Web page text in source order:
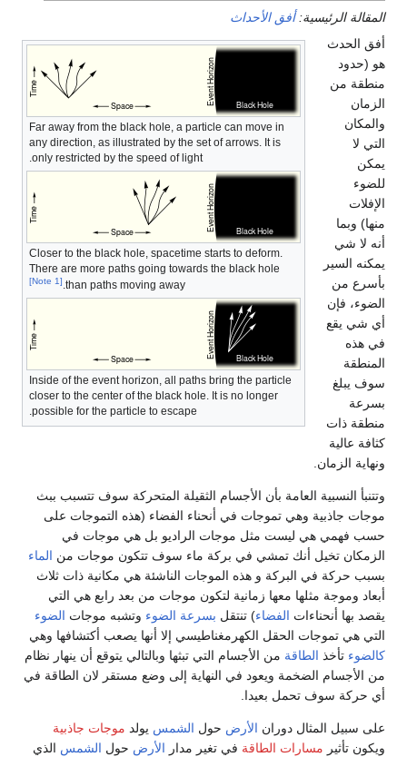
المقالة الرئيسية:أفق الأحداث
Far away from the black hole, a particle can move in
any direction, as illustrated by the set of arrows. It is
only restricted by the speed of light.
Closer to the black hole, spacetime starts to deform.
There are more paths going towards the black hole
than paths moving away.
[Note 1]
Inside of the event horizon, all paths bring the particle
closer to the center of the black hole. It is no longer
possible for the particle to escape.
أفق الحدث
هو (حدود
منطقة من
الزمان
والمكان
التي لا
يمكن
للضوء
الإفلات
منها) وبما
أنه لا شي
يمكنه السير
بأسرع من
الضوء، فإن
أي شي يقع
في هذه
المنطقة
سوف يبلغ
بسرعة
منطقة ذات
كثافة عالية
ونهاية الزمان.
وتتنبأ النسبية العامة بأن الأجسام الثقيلة المتحركة سوف تتسبب ببث
موجات جاذبية وهي تموجات في أنحناء الفضاء (هذه التموجات على
حسب فهمي هي ليست مثل موجات الراديو بل هي موجات في
الزمكان تخيل أنك تمشي في بركة ماء سوف تتكون موجات من الماء
بسبب حركة في البركة و هذه الموجات الناشئة هي مكانية ذات ثلاث
أبعاد وموجة مثلها معها زمانية لتكون موجات من بعد رابع هي التي
يقصد بها أنحناءات الفضاء) تنتقل بسرعة الضوء وتشبه موجات الضوء
التي هي تموجات الحقل الكهرمغناطيسي إلا أنها يصعب أكتشافها وهي
كالضوء تأخذ الطاقة من الأجسام التي تبثها وبالتالي يتوقع أن ينهار نظام
من الأجسام الضخمة ويعود في النهاية إلى وضع مستقر لان الطاقة في
أي حركة سوف تحمل بعيدا.
على سبيل المثال دوران الأرض حول الشمس يولد موجات جاذبية
ويكون تأثير مسارات الطاقة في تغير مدار الأرض حول الشمس الذي